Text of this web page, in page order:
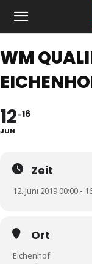
WM
12
JUN
16
Zeit
12. Juni 2019 00:00 -
Ort
Eichenhof